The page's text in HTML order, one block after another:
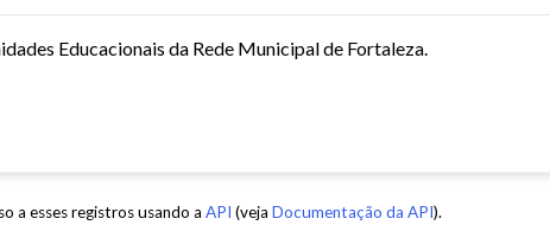
Educacionais da Rede Municipal de Fortaleza.
a esses registros usando a API (veja Documentação da API).